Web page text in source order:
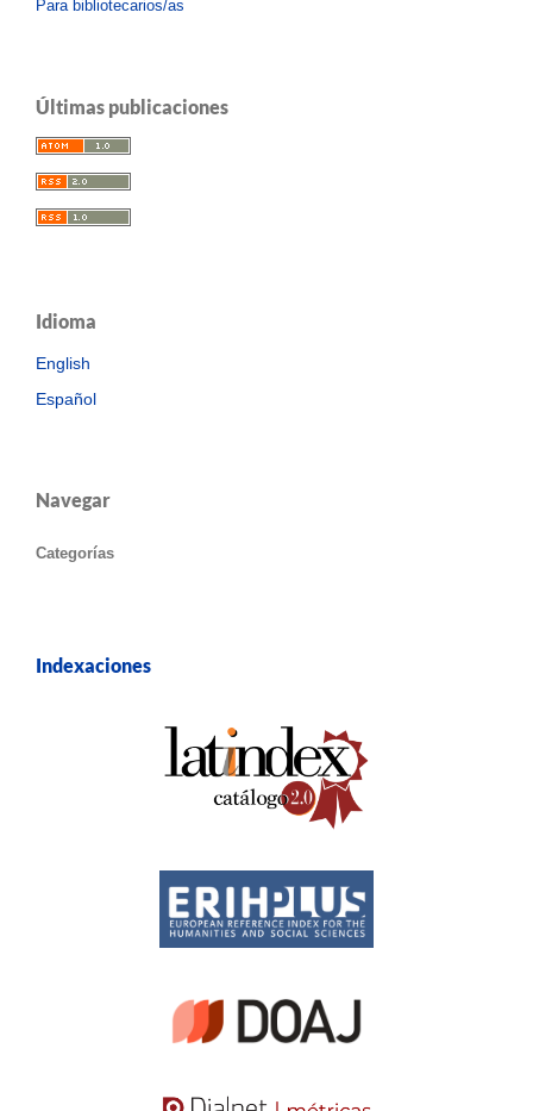
Para bibliotecarios/as
Últimas publicaciones
Idioma
English
Español
Navegar
Categorías
Indexaciones